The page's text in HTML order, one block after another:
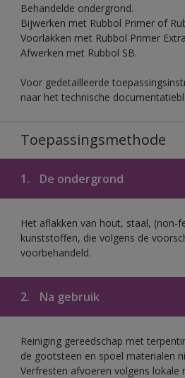
Behandelde ondergrond.
Bijwerken met Rubbol Primer of
Voorlakken met Rubbol Primer
Afwerken met Rubbol SB.
Voor gedetailleerde
naar het technische
Toepassingsmethode
1. De ondergrond
Het aflakken van hout, staal, (non-
kunststoffen, die volgens de
voorbehandeld.
2. Na gebruik
Reiniging gereedschap met
de gootsteen en spoel materialen
Verfresten afvoeren volgens lokale